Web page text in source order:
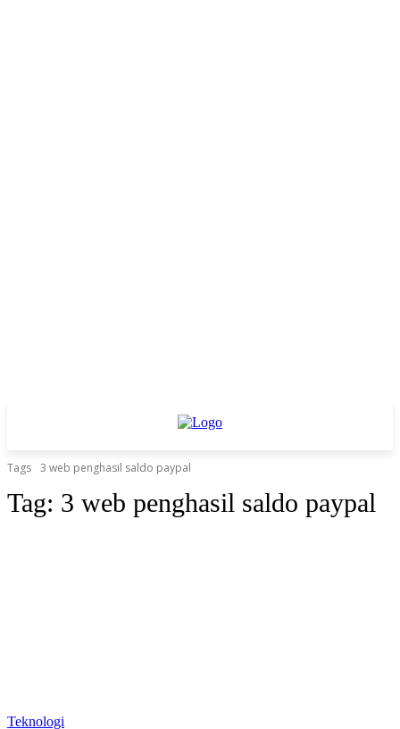
Tags 3 web penghasil saldo paypal
Tag: 3 web penghasil saldo paypal
Teknologi